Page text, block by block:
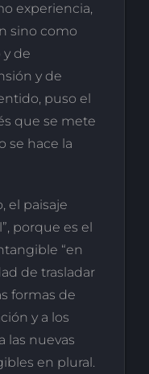
experiencia,
sino como
de
y de
puso el
que se mete
se hace la
el paisaje
porque es el
“en
de trasladar
formas de
y a los
las nuevas
en plural.